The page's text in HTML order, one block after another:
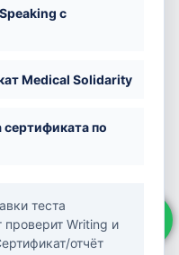
с
Medical Solidarity
по
теста
проверит Writing и
отчёт
Knowledge Park,